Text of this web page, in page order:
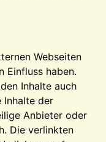
Webseiten
Einfluss haben.
Inhalte auch
Inhalte der
Anbieter oder
Die verlinkten